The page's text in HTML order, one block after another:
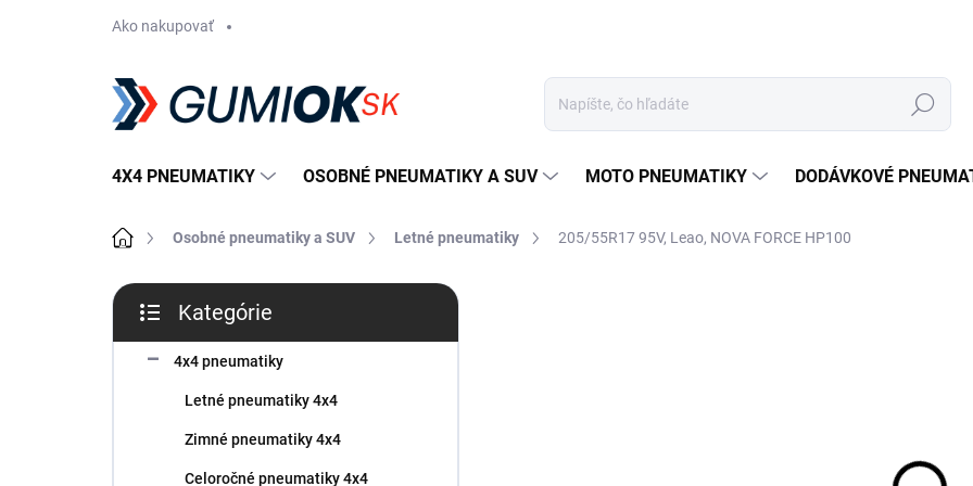
Ako nakupovať
Hľadať
4X4 PNEUMATIKY OSOBNÉ PNEUMATIKY A SUV MOTO PNEUMATIKY DODÁVKOVÉ
DomovOsobné pneumatiky a SUV Letné pneumatiky 205/55R17 95V, Leao, NOVA FORCE HP100
B
č
kategórie
Kategórie
4x4 pneumatiky
Letné pneumatiky 4x4
Zimné pneumatiky 4x4
Celoročné pneumatiky 4x4